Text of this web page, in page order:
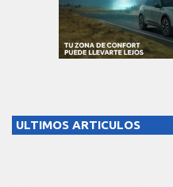
ULTIMOS ARTICULOS